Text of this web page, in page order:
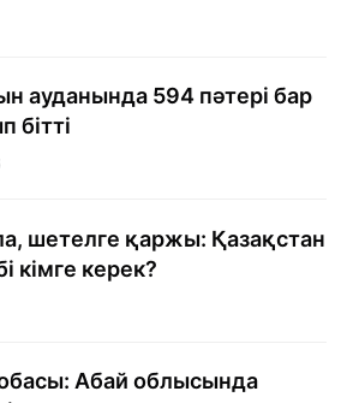
мерекелік күн
ауданында 594 пәтері бар
бітті
шетелге қаржы: Қазақстан
кімге керек?
Абай облысында